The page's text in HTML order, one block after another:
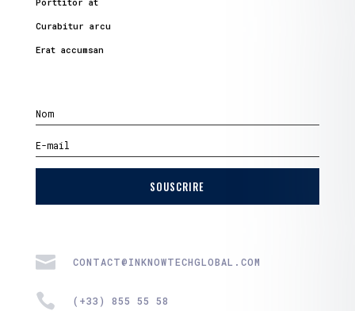
Curabitur arcu
Erat accumsan
SOUSCRIRE
 CONTACT@INKNOWTECHGLOBAL.COM
 (+33) 855 55 58